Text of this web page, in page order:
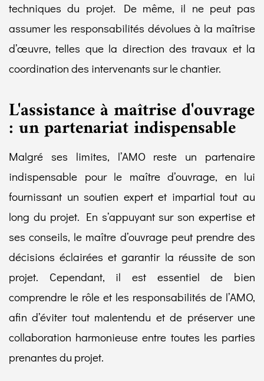
techniques du projet. De même, il ne peut pas
assumer les responsabilités dévolues à la maîtrise
d’œuvre, telles que la direction des travaux et la
coordination des intervenants sur le chantier.
L'assistance à maîtrise d'ouvrage
: un partenariat indispensable
Malgré ses limites, l’AMO reste un partenaire
indispensable pour le maître d’ouvrage, en lui
fournissant un soutien expert et impartial tout au
long du projet. En s’appuyant sur son expertise et
ses conseils, le maître d’ouvrage peut prendre des
décisions éclairées et garantir la réussite de son
projet. Cependant, il est essentiel de bien
comprendre le rôle et les responsabilités de l’AMO,
afin d’éviter tout malentendu et de préserver une
collaboration harmonieuse entre toutes les parties
prenantes du projet.